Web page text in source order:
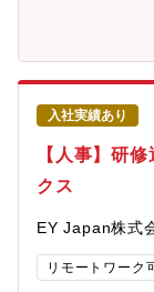
グマネージャー
想定しています
声をもとに、採
できるため、単
い方やアイデアを
にはおすすめのポ
上に関わるので
定から入社まで
しての第一歩を支
る環境です。・
休日勤務もない
る環境です。■キ
入社実績あり
【人事】研
クス
EY Japan株式
リモートワーク